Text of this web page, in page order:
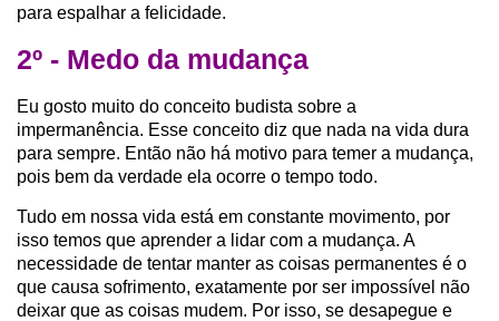
para espalhar a felicidade.
2º - Medo da mudança
Eu gosto muito do conceito budista sobre a
impermanência. Esse conceito diz que nada na vida dura
para sempre. Então não há motivo para temer a mudança,
pois bem da verdade ela ocorre o tempo todo.
Tudo em nossa vida está em constante movimento, por
isso temos que aprender a lidar com a mudança. A
necessidade de tentar manter as coisas permanentes é o
que causa sofrimento, exatamente por ser impossível não
deixar que as coisas mudem. Por isso, se desapegue e